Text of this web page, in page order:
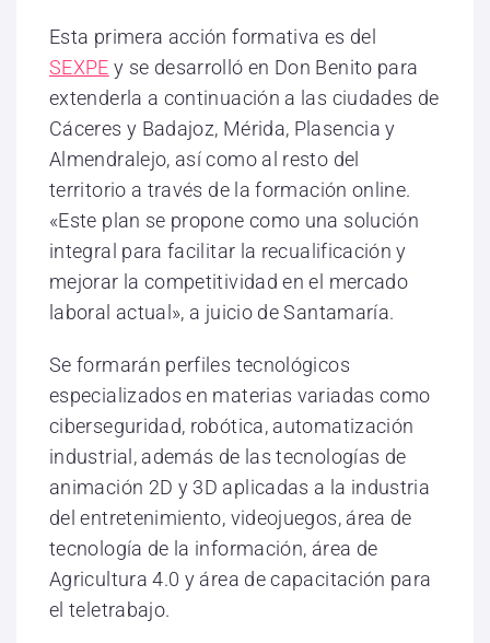
Esta primera acción formativa es del
SEXPE y se desarrolló en Don Benito para
extenderla a continuación a las ciudades de
Cáceres y Badajoz, Mérida, Plasencia y
Almendralejo, así como al resto del
territorio a través de la formación online.
«Este plan se propone como una solución
integral para facilitar la recualificación y
mejorar la competitividad en el mercado
laboral actual», a juicio de Santamaría.
Se formarán perfiles tecnológicos
especializados en materias variadas como
ciberseguridad, robótica, automatización
industrial, además de las tecnologías de
animación 2D y 3D aplicadas a la industria
del entretenimiento, videojuegos, área de
tecnología de la información, área de
Agricultura 4.0 y área de capacitación para
el teletrabajo.